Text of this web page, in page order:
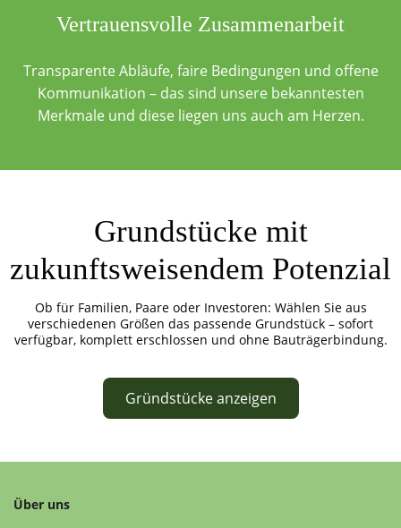
Vertrauensvolle Zusammenarbeit
Transparente Abläufe, faire Bedingungen und offene
Kommunikation – das sind unsere bekanntesten
Merkmale und diese liegen uns auch am Herzen.
Grundstücke mit
zukunftsweisendem Potenzial
Ob für Familien, Paare oder Investoren: Wählen Sie aus
verschiedenen Größen das passende Grundstück – sofort
verfügbar, komplett erschlossen und ohne Bauträgerbindung.
Gründstücke anzeigen
Über uns